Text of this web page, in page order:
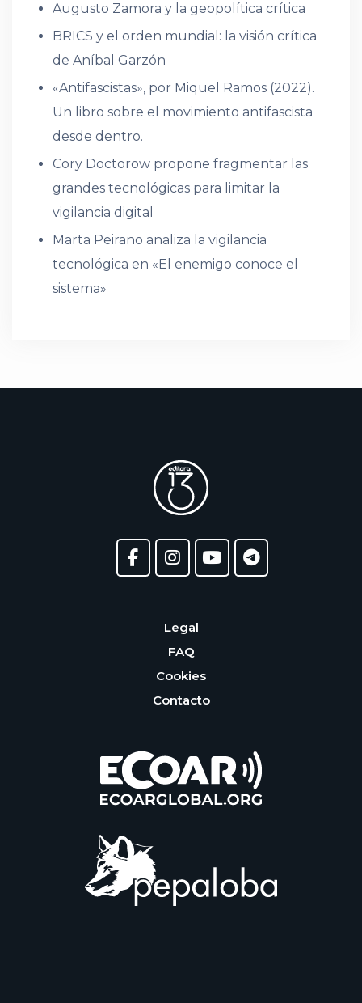
Augusto Zamora y la geopolítica crítica
BRICS y el orden mundial: la visión crítica
de Aníbal Garzón
«Antifascistas», por Miquel Ramos (2022).
Un libro sobre el movimiento antifascista
desde dentro.
Cory Doctorow propone fragmentar las
grandes tecnológicas para limitar la
vigilancia digital
Marta Peirano analiza la vigilancia
tecnológica en «El enemigo conoce el
sistema»
Legal
FAQ
Cookies
Contacto